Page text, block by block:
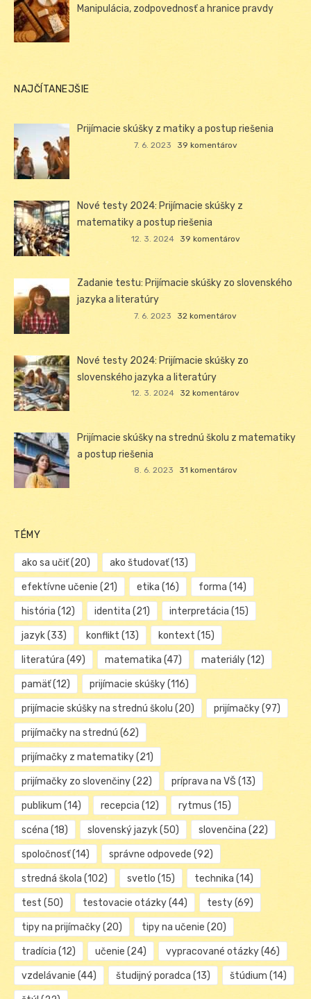
Manipulácia, zodpovednosť a hranice pravdy
NAJČÍTANEJŠIE
Prijímacie skúšky z matiky a postup riešenia
7. 6. 2023 39 komentárov
Nové testy 2024: Prijímacie skúšky z
matematiky a postup riešenia
12. 3. 2024 39 komentárov
Zadanie testu: Prijímacie skúšky zo slovenského
jazyka a literatúry
7. 6. 2023 32 komentárov
Nové testy 2024: Prijímacie skúšky zo
slovenského jazyka a literatúry
12. 3. 2024 32 komentárov
Prijímacie skúšky na strednú školu z matematiky
a postup riešenia
8. 6. 2023 31 komentárov
TÉMY
ako sa učiť(20) ako študovať(13)
efektívne učenie (21) etika (16) forma (14)
história (12) identita (21) interpretácia (15)
jazyk(33) konflikt (13) kontext (15)
literatúra (49) matematika (47) materiály(12)
pamäť(12) prijímacie skúšky(116)
prijímacie skúšky na strednú školu (20) prijímačky(97)
prijímačky na strednú (62)
prijímačky z matematiky(21)
prijímačky zo slovenčiny(22) príprava na VŠ (13)
publikum (14) recepcia (12) rytmus (15)
scéna (18) slovenský jazyk(50) slovenčina (22)
spoločnosť(14) správne odpovede (92)
stredná škola (102) svetlo (15) technika (14)
test (50) testovacie otázky(44) testy(69)
tipy na prijímačky(20) tipy na učenie (20)
tradícia (12) učenie (24) vypracované otázky(46)
vzdelávanie (44) študijný poradca (13) štúdium (14)